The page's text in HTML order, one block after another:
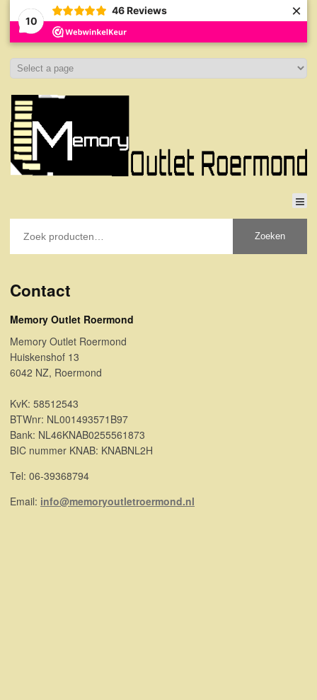
10
46 Reviews ×
Zoeken
Contact
Memory Outlet Roermond
Memory Outlet Roermond
Huiskenshof 13
6042 NZ, Roermond
KvK: 58512543
BTWnr: NL001493571B97
Bank: NL46KNAB0255561873
BIC nummer KNAB: KNABNL2H
Tel: 06-39368794
Email: info@memoryoutletroermond.nl